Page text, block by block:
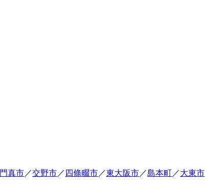
門真市／交野市／ 四條畷市／東大阪市／島本町／大東市